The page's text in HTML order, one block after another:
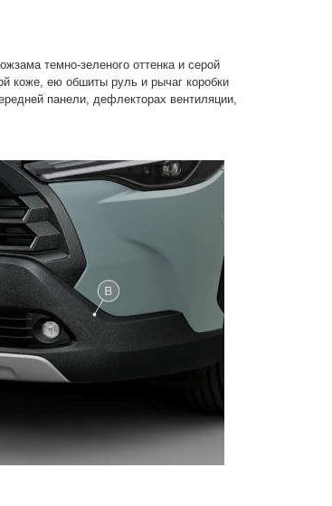
темно-зеленого оттенка и серой
коже, ею обшиты руль и рычаг коробки
панели, дефлекторах вентиляции,